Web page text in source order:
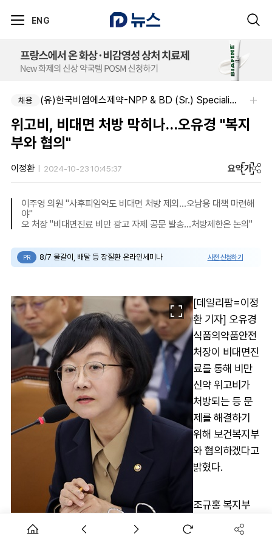
ENG
채용 (유)한국비엠에스제약-NPP & BD (Sr.) Specialist, CSE&BD (Fixed)
위고비, 비대면 처방 막히나…오유경 "복지
부와 협의"
이정환 2024-10-23 10:45:37 요약가
이주영 의원 "사후피임약도 비대면 처방 제외…오남용 대책 마련해
야"
오 처장 "비대면진료 비만 광고 자제 공문 발송…처방제한은 논의"
PR 8/7 물갈이, 배탈 등 장질환 온라인세미나 사전 신청하기
[데일리팜=이정
환 기자] 오유경
식품의약품안전
처장이 비대면진
료를 통해 비만
신약 위고비가
처방되는 등 문
제를 해결하기
위해 보건복지부
와 협의하겠다고
밝혔다.
조규홍 복지부
장관도 오유경
처장 협의 요청